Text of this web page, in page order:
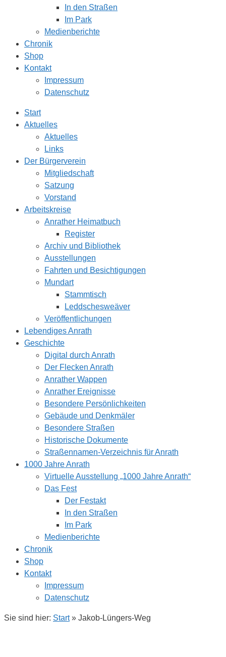
In den Straßen
Im Park
Medienberichte
Chronik
Shop
Kontakt
Impressum
Datenschutz
Start
Aktuelles
Aktuelles
Links
Der Bürgerverein
Mitgliedschaft
Satzung
Vorstand
Arbeitskreise
Anrather Heimatbuch
Register
Archiv und Bibliothek
Ausstellungen
Fahrten und Besichtigungen
Mundart
Stammtisch
Leddschesweäver
Veröffentlichungen
Lebendiges Anrath
Geschichte
Digital durch Anrath
Der Flecken Anrath
Anrather Wappen
Anrather Ereignisse
Besondere Persönlichkeiten
Gebäude und Denkmäler
Besondere Straßen
Historische Dokumente
Straßennamen-Verzeichnis für Anrath
1000 Jahre Anrath
Virtuelle Ausstellung „1000 Jahre Anrath“
Das Fest
Der Festakt
In den Straßen
Im Park
Medienberichte
Chronik
Shop
Kontakt
Impressum
Datenschutz
Sie sind hier: Start» Jakob-Lüngers-Weg